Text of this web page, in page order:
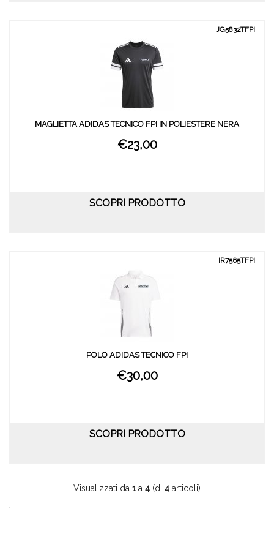
JG5832TFPI
MAGLIETTA ADIDAS TECNICO FPI IN POLIESTERE NERA
€23,00
SCOPRI PRODOTTO
IR7565TFPI
POLO ADIDAS TECNICO FPI
€30,00
SCOPRI PRODOTTO
Visualizzati da 1a 4 (di 4 articoli)